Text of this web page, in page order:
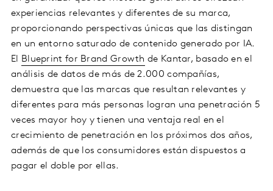
experiencias relevantes y diferentes de su marca,
proporcionando perspectivas únicas que las distingan
en un entorno saturado de contenido generado por IA.
El
Blueprint for Brand Growth de Kantar, basado en el
análisis de datos de más de 2.000 compañías,
demuestra que las marcas que resultan relevantes y
diferentes para más personas logran una penetración 5
veces mayor hoy y tienen una ventaja real en el
crecimiento de penetración en los próximos dos años,
además de que los consumidores están dispuestos a
pagar el doble por ellas.